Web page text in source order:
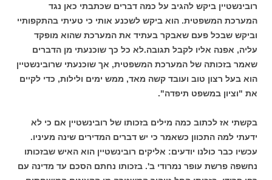
רובינשטיין ביקש להגיב על כמה דברים שכתבתי כאן נגד
המערכת המשפטית. הוא ביקש לשכנע אותי כי טעיתי בהתקפותיי
וביקש שבכל פעם שאבקר בעתיד את המערכת שהוא מופקד
עליה, אפנה אליו לקבל תגובה.לא כל כך שוכנעתי מן הדברים
שאמר בזכותה של המערכת המשפטית, אך שוכנעתי שרובינשטיין
הוא בעל רצון טוב ועובד קשה מאד, ממש ימים ולילות, כדי לקיים
את "וציון במשפט תיפדה".
בקשתי אז לכתוב כמה מילים בזכותו של רובינשטיין אם כי לא
ידעתי למה התכוון כשאמר כי יש דברים המדירים שינה מעיניו.
עכשיו כבר כולנו יודעים: אליקים רובינשטיין הוא האיש שבזכותו
נחשפה פרשת עופר נמרודי ב'. בזכותו נחתם הסכם עד מדינה עם